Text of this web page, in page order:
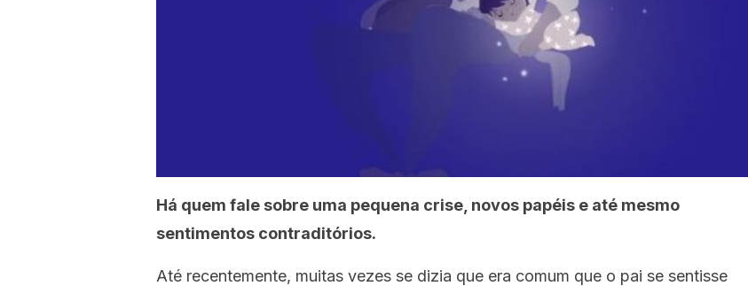
Há quem fale sobre uma pequena crise, novos papéis e até mesmo
sentimentos contraditórios.
Até recentemente, muitas vezes se dizia que era comum que o pai se sentisse